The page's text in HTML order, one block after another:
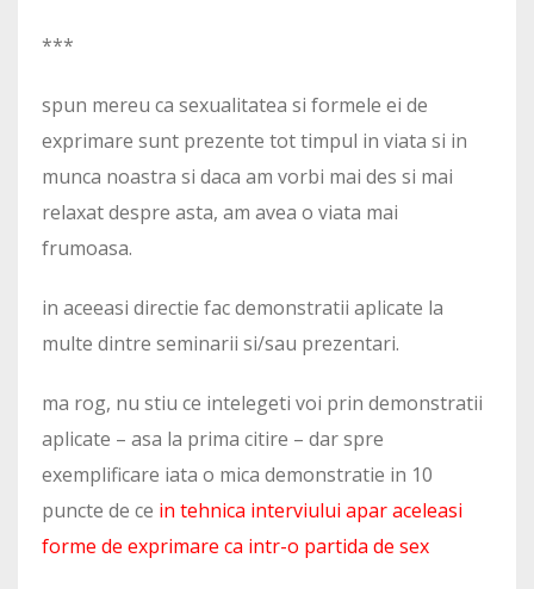
***
spun mereu ca sexualitatea si formele ei de
exprimare sunt prezente tot timpul in viata si in
munca noastra si daca am vorbi mai des si mai
relaxat despre asta, am avea o viata mai
frumoasa.
in aceeasi directie fac demonstratii aplicate la
multe dintre seminarii si/sau prezentari.
ma rog, nu stiu ce intelegeti voi prin demonstratii
aplicate – asa la prima citire – dar spre
exemplificare iata o mica demonstratie in 10
puncte de ce in tehnica interviului apar aceleasi
forme de exprimare ca intr-o partida de sex